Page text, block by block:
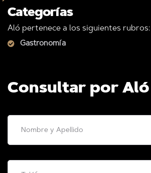
Categorías
Aló pertenece a los siguientes rubros:
Gastronomía
Consultar por Aló